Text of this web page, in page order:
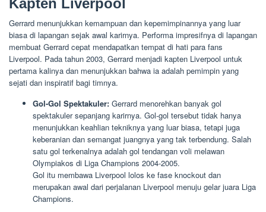
Gerrard menunjukkan kemampuan dan kepemimpinannya yang luar
biasa di lapangan sejak awal karirnya. Performa impresifnya di lapangan
membuat Gerrard cepat mendapatkan tempat di hati para fans
Liverpool. Pada tahun 2003, Gerrard menjadi kapten Liverpool untuk
pertama kalinya dan menunjukkan bahwa ia adalah pemimpin yang
sejati dan inspiratif bagi timnya.
Gol-Gol Spektakuler: Gerrard menorehkan banyak gol
spektakuler sepanjang karirnya. Gol-gol tersebut tidak hanya
menunjukkan keahlian tekniknya yang luar biasa, tetapi juga
keberanian dan semangat juangnya yang tak terbendung. Salah
satu gol terkenalnya adalah gol tendangan voli melawan
Olympiakos di Liga Champions 2004-2005.
Gol itu membawa Liverpool lolos ke fase knockout dan
merupakan awal dari perjalanan Liverpool menuju gelar juara Liga
Champions.